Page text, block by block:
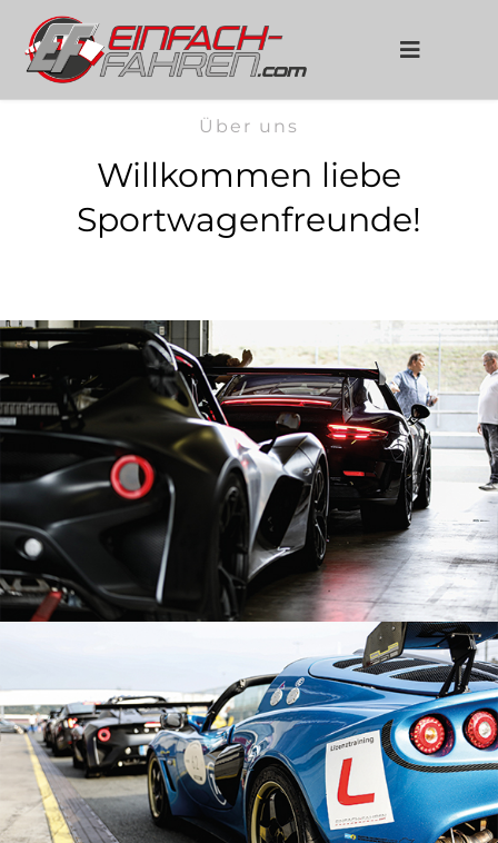
Über uns
Willkommen liebe
Sportwagenfreunde!